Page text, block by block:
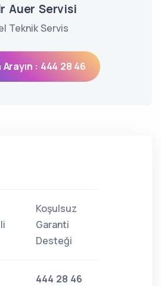
Auer Servisi
Teknik Servis
Arayın : 444 28 46
Koşulsuz
Garanti
Desteği
444 28 46